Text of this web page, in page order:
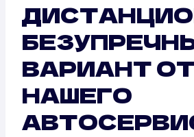
ВАРИАНТ ОТ
НАШЕГО